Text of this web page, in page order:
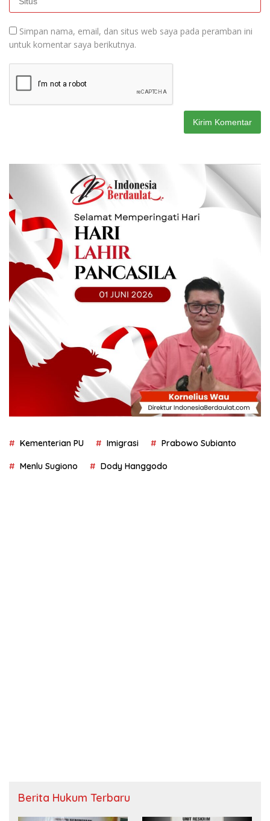
Simpan nama, email, dan situs web saya pada peramban ini
untuk komentar saya berikutnya.
Kementerian PU Imigrasi Prabowo Subianto
Menlu Sugiono Dody Hanggodo
Berita Hukum Terbaru